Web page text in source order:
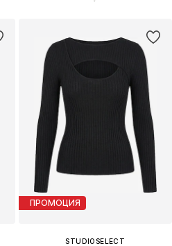
ПРОМОЦИЯ
STUDIOSELECT